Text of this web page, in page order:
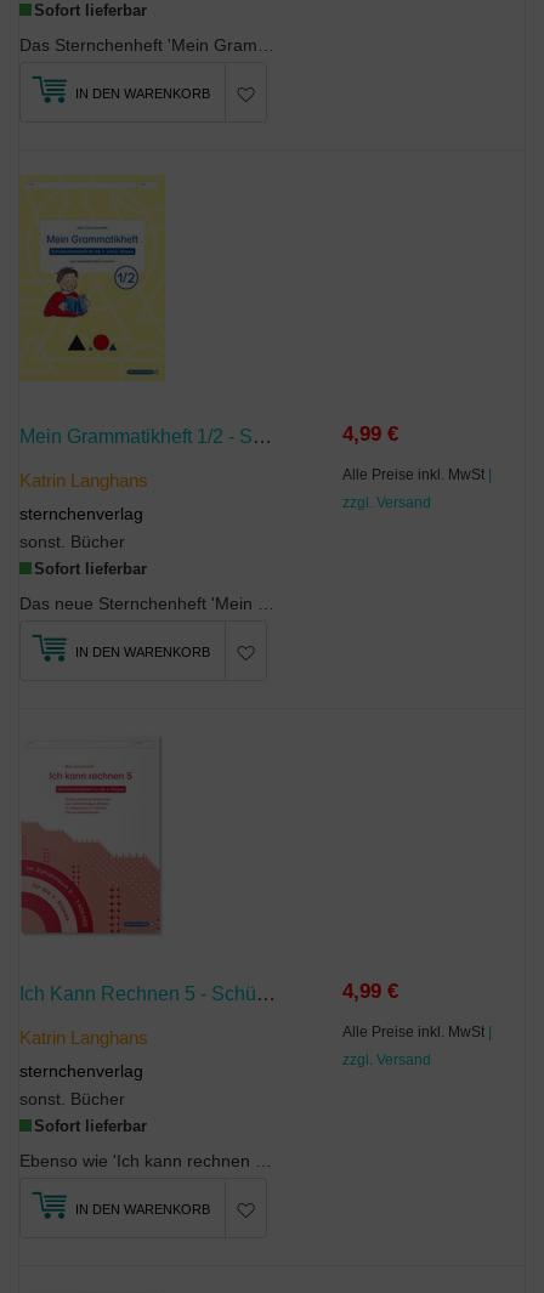
Sofort lieferbar
IN DEN WARENKORB
Mein Grammatikheft 1/2 - Schülerarbeitsheft Für Die 1. Und 2. Klasse
Katrin Langhans
sternchenverlag
sonst. Bücher
Sofort lieferbar
4,99 €
Alle Preise inkl. MwSt |
zzgl. Versand
IN DEN WARENKORB
Ich Kann Rechnen 5 - Schülerarbeitsheft Für Die 4. Klasse
Katrin Langhans
sternchenverlag
sonst. Bücher
Sofort lieferbar
4,99 €
Alle Preise inkl. MwSt |
zzgl. Versand
IN DEN WARENKORB